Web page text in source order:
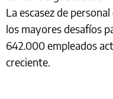
La escasez de
los mayores desafíos
642.000 empleados
creciente.